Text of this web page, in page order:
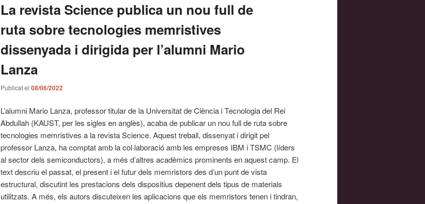
La revista Science publica un nou full de
ruta sobre tecnologies memristives
dissenyada i dirigida per l’alumni Mario
Lanza
Publicat el 08/06/2022
L’alumni Mario Lanza, professor titular de la Universitat de Ciència i Tecnologia del Rei
Abdullah (KAUST, per les sigles en anglès), acaba de publicar un nou full de ruta sobre
tecnologies memristives a la revista Science. Aquest treball, dissenyat i dirigit pel
professor Lanza, ha comptat amb la col·laboració amb les empreses IBM i TSMC (líders
al sector dels semiconductors), a més d’altres acadèmics prominents en aquest camp. El
text descriu el passat, el present i el futur dels memristors des d’un punt de vista
estructural, discutint les prestacions dels dispositius depenent dels tipus de materials
utilitzats. A més, els autors discuteixen les aplicacions que els memristors tenen i tindran,